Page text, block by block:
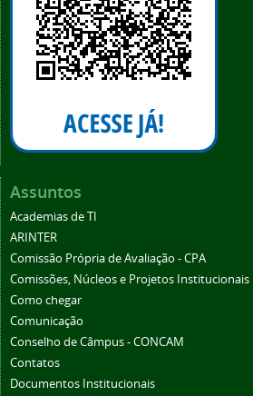
Assuntos
Academias de TI
ARINTER
Comissão Própria de Avaliação - CPA
Comissões, Núcleos e Projetos Institucionais
Como chegar
Comunicação
Conselho de Câmpus - CONCAM
Contatos
Documentos Institucionais